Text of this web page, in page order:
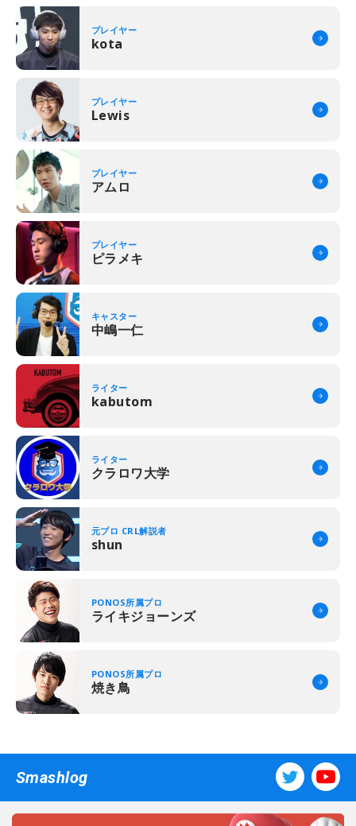
プレイヤー
kota
プレイヤー
Lewis
プレイヤー
アムロ
プレイヤー
ピラメキ
キャスター
中嶋一仁
ライター
kabutom
ライター
クラロワ大学
元プロ CRL解説者
shun
PONOS所属プロ
ライキジョーンズ
PONOS所属プロ
焼き鳥
Smashlog